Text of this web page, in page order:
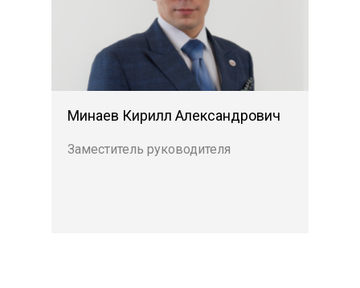
Минаев Кирилл Александрович
Заместитель руководителя